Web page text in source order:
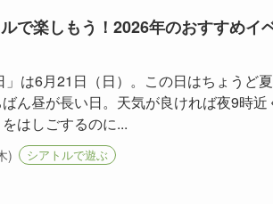
で楽しもう！2026年のおすすめイ
は6月21日（日）。この日はちょうど
ん昼が長い日。天気が良ければ夜9時近
はしごするのに...
) シアトルで遊ぶ